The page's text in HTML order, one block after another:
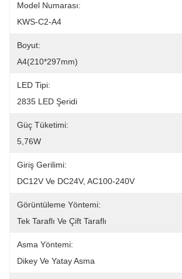
Model Numarası:
KWS-C2-A4
Boyut:
A4(210*297mm)
LED Tipi:
2835 LED Şeridi
Güç Tüketimi:
5,76W
Giriş Gerilimi:
DC12V Ve DC24V, AC100-240V
Görüntüleme Yöntemi:
Tek Taraflı Ve Çift Taraflı
Asma Yöntemi:
Dikey Ve Yatay Asma